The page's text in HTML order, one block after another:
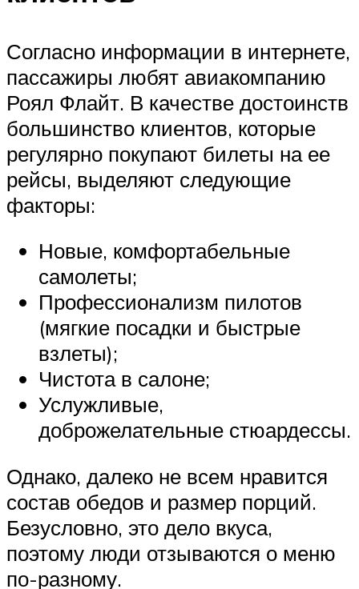
Согласно информации в интернете,
пассажиры любят авиакомпанию
Роял Флайт. В качестве достоинств
большинство клиентов, которые
регулярно покупают билеты на ее
рейсы, выделяют следующие
факторы:
Новые, комфортабельные
самолеты;
Профессионализм пилотов
(мягкие посадки и быстрые
взлеты);
Чистота в салоне;
Услужливые,
доброжелательные стюардессы.
Однако, далеко не всем нравится
состав обедов и размер порций.
Безусловно, это дело вкуса,
поэтому люди отзываются о меню
по-разному.